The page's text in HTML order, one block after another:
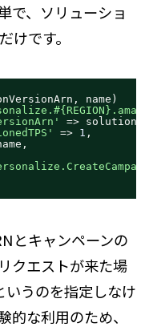
で、ソリューショ
けです。
name)
=>
=> 1 ,
とキャンペーンの
クエストが来た場
うのを指定しなけ
な利用のため、